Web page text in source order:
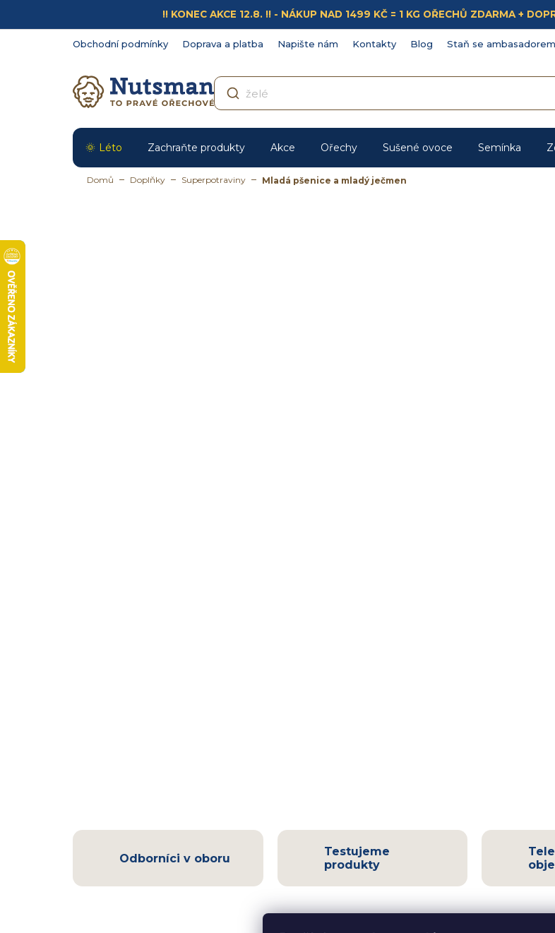
obsah
!! KONEC AKCE 12.8. !! - NÁKUP NAD 1499 KČ = 1 KG OŘECHŮ ZDARMA +
Obchodní podmínky Doprava a platba Napište nám Kontakty Blog Staň se
Léto Zachraňte produkty Akce Ořechy Sušené ovoce Semínka
Domů Doplňky Superpotraviny Mladá pšenice a mladý ječmen
Odborníci v oboru
Testujeme
produkty